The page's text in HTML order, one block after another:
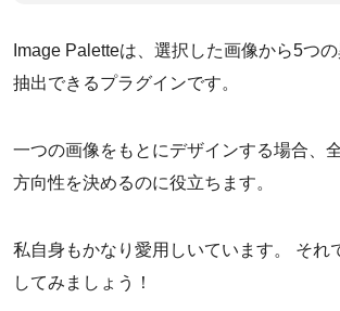
Image Paletteは、選択した画像から5つ
抽出できるプラグインです。
一つの画像をもとにデザインする場合、
方向性を決めるのに役立ちます。
私自身もかなり愛用しいています。 それ
してみましょう！